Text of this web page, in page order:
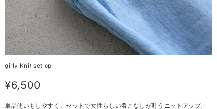
girly Knit set op
¥6,500
単品使いもしやすく、セットで女性らしい着こなしが叶うニットアップ。